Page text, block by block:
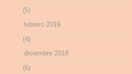
(5)
febrero 2019
(4)
diciembre 2018
(6)